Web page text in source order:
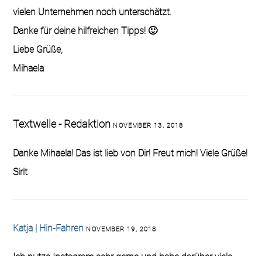
vielen Unternehmen noch unterschätzt.
Danke für deine hilfreichen Tipps! 🙂
Liebe Grüße,
Mihaela
Textwelle - Redaktion NOVEMBER 13, 2018
Danke Mihaela! Das ist lieb von Dir! Freut mich! Viele Grüße!
Sirit
Katja | Hin-Fahren NOVEMBER 19, 2018